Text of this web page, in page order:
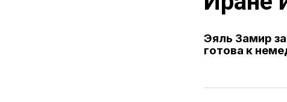
Эяль Замир
готова к